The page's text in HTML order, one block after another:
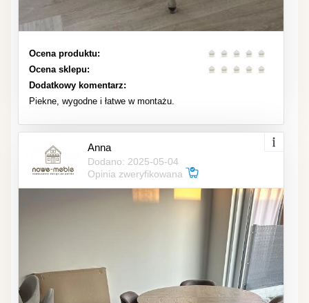
Ocena produktu:
Ocena sklepu:
Dodatkowy komentarz:
Piekne, wygodne i łatwe w montażu.
Anna
Dodano: 2025-05-04
Opinia zweryfikowana